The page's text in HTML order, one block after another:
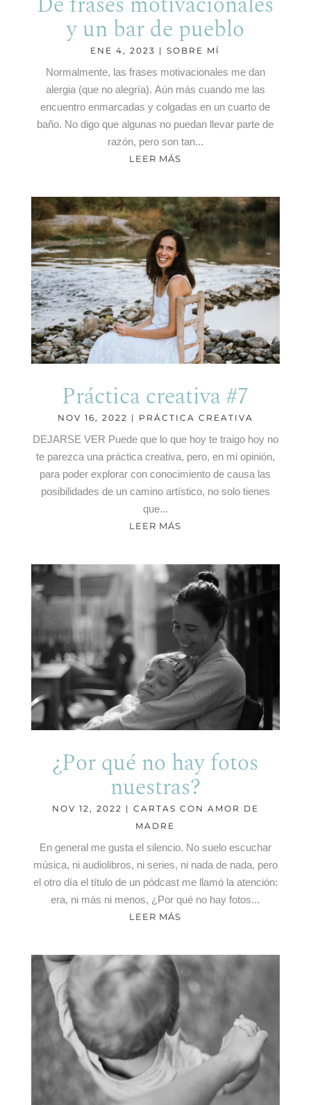
y un bar de pueblo
ENE 4, 2023 |SOBRE MÍ
Normalmente, las frases motivacionales me dan
alergia (que no alegría). Aún más cuando me las
encuentro enmarcadas y colgadas en un cuarto de
baño. No digo que algunas no puedan llevar parte de
razón, pero son tan...
LEER MÁS
Práctica creativa #7
NOV 16, 2022 | PRÁCTICA CREATIVA
DEJARSE VER Puede que lo que hoy te traigo hoy no
te parezca una práctica creativa, pero, en mi opinión,
para poder explorar con conocimiento de causa las
posibilidades de un camino artístico, no solo tienes
que...
LEER MÁS
¿Por qué no hay fotos
nuestras?
NOV 12, 2022 | CARTAS CON AMOR DE
MADRE
En general me gusta el silencio. No suelo escuchar
música, ni audiolibros, ni series, ni nada de nada, pero
el otro día el título de un pódcast me llamó la atención:
era, ni más ni menos, ¿Por qué no hay fotos...
LEER MÁS